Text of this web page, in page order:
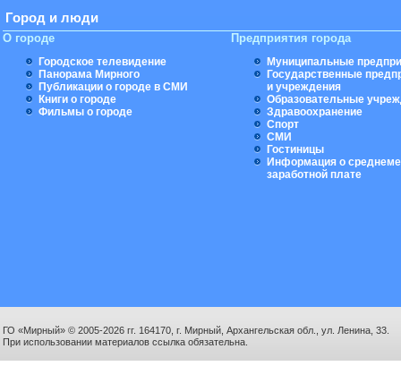
Город и люди
О городе
Городское телевидение
Панорама Мирного
Публикации о городе в СМИ
Книги о городе
Фильмы о городе
Предприятия города
Муниципальные
Государственные
и учреждения
Образовательные
Здравоохранение
Спорт
СМИ
Гостиницы
Информация о
заработной плате
ГО «Мирный» © 2005-2026 гг. 164170, г. Мирный, Архангельская обл., ул. Ленина, 33.
При использовании материалов ссылка обязательна.